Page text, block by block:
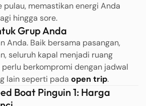
pulau, memastikan energi Anda
hingga sore.
Grup Anda
Anda. Baik bersama pasangan,
seluruh kapal menjadi ruang
berkompromi dengan jadwal
lain seperti pada open trip.
Boat Pinguin 1: Harga